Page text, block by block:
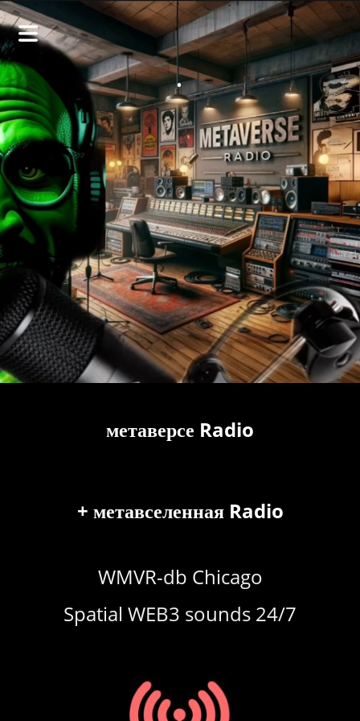
.
SPATIAL
WEB3
SOUNDS
24/7
метаверсе Radio
+ метавселенная Radio
WMVR-db Chicago
Spatial WEB3 sounds 24/7